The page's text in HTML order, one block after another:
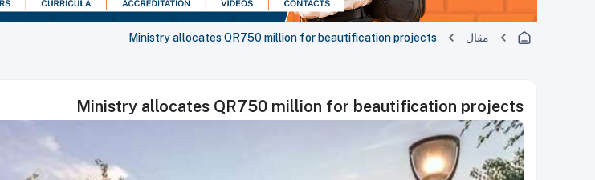
مقال Ministry allocates QR750 million for beautification projects
Ministry allocates QR750 million for beautification projects